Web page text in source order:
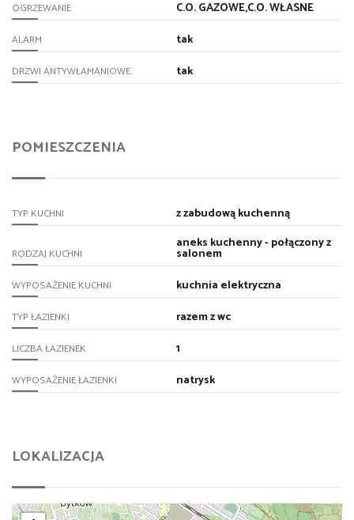
OGRZEWANIE C.O. GAZOWE,C.O. WŁASNE
ALARM tak
DRZWI ANTYWŁAMANIOWE tak
POMIESZCZENIA
TYP KUCHNI z zabudową kuchenną
RODZAJ KUCHNI
aneks kuchenny - połączony z
salonem
WYPOSAŻENIE KUCHNI kuchnia elektryczna
TYP ŁAZIENKI razem z wc
LICZBA ŁAZIENEK 1
WYPOSAŻENIE ŁAZIENKI natrysk
LOKALIZACJA